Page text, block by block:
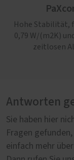
Hohe Stabilität,
0,79 W/(m2K)
zeitlosen
Antworten
Sie haben hier
Fragen
einfach mehr